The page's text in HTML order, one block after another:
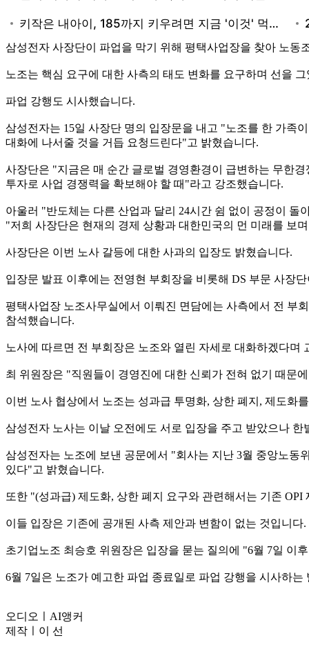
삼성전자 사장단이 파업을 막기 위해 평택사업장을 찾아 노동
노조는 핵심 요구에 대한 사측의 태도 변화를 요구하며 선을
파업 강행도 시사했습니다.
삼성전자는 15일 사장단 명의 입장문을 내고 "노조를 한 가족
대화에 나서줄 것을 거듭 요청드린다"고 밝혔습니다.
사장단은 "지금은 매 순간 글로벌 경영환경이 급변하는 무한
투자로 사업 경쟁력을 확보해야 할 때"라고 강조했습니다.
아울러 "반도체는 다른 산업과 달리 24시간 쉼 없이 공정이
"저희 사장단은 현재의 경제 상황과 대한민국의 먼 미래를 보
사장단은 이번 노사 갈등에 대한 사과의 입장도 밝혔습니다.
입장문 발표 이후에는 전영현 부회장을 비롯해 DS 부문 사장
평택사업장 노조사무실에서 이뤄진 면담에는 사측에서 전 부
참석했습니다.
노사에 따르면 전 부회장은 노조와 열린 자세로 대화하겠다
최 위원장은 "직원들이 경영진에 대한 신뢰가 전혀 없기 때문
이번 노사 협상에서 노조는 성과급 투명화, 상한 폐지, 제도화
삼성전자 노사는 이날 오전에도 서로 입장을 주고 받았으나 한
삼성전자는 노조에 보낸 공문에서 "회사는 지난 3월 중앙노동
있다"고 밝혔습니다.
또한 "(성과급) 제도화, 상한 폐지 요구와 관련해서는 기존
이들 입장은 기존에 공개된 사측 제안과 변함이 없는 것입니다.
초기업노조 최승호 위원장은 입장을 묻는 질의에 "6월 7일 이
6월 7일은 노조가 예고한 파업 종료일로 파업 강행을 시사하는
오디오ㅣAI앵커
제작ㅣ이 선